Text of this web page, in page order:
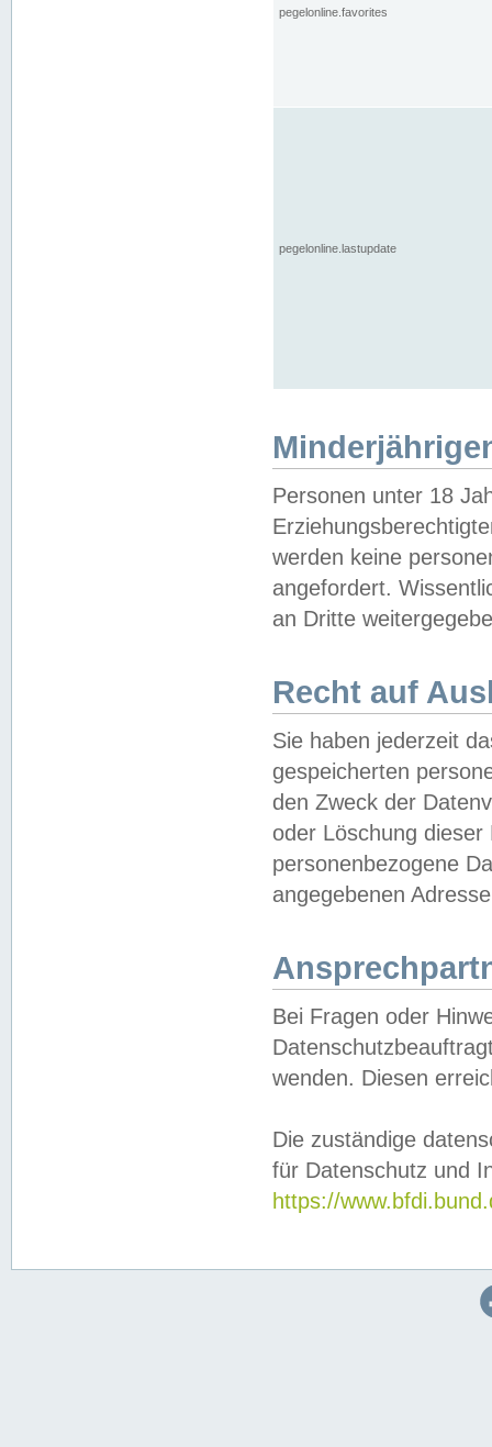
pegelonline.favorites
pegelonline.lastupdate
Personen unter 18
werden keine
angefordert.
an Dritte
Recht auf
Sie haben jederzeit
gespeicherten
den Zweck der
oder Löschung
personenbezogene
angegebenen
Bei Fragen oder
wenden. Diesen
Die zuständige
für Datenschutz und
https://